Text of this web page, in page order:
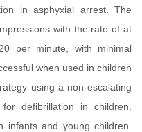
in asphyxial arrest. The
with the rate of at
per minute, with minimal
when used in children
using a non-escalating
defibrillation in children.
and young children.